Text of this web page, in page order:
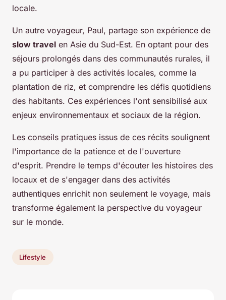
locale.
Un autre voyageur, Paul, partage son expérience de
slow travel en Asie du Sud-Est. En optant pour des
séjours prolongés dans des communautés rurales, il
a pu participer à des activités locales, comme la
plantation de riz, et comprendre les défis quotidiens
des habitants. Ces expériences l'ont sensibilisé aux
enjeux environnementaux et sociaux de la région.
Les conseils pratiques issus de ces récits soulignent
l'importance de la patience et de l'ouverture
d'esprit. Prendre le temps d'écouter les histoires des
locaux et de s'engager dans des activités
authentiques enrichit non seulement le voyage, mais
transforme également la perspective du voyageur
sur le monde.
Lifestyle